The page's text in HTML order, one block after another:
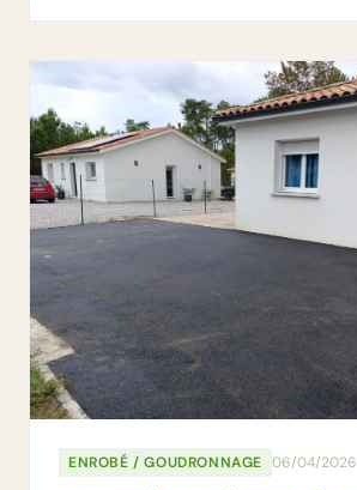
ENROBÉ / GOUDRONNAGE 06/04/2026